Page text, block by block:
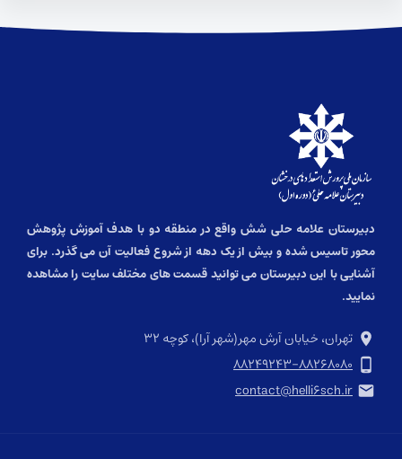
دبیرستان علامه حلی شش واقع در منطقه دو با هدف آموزش پژوهش
محور تاسیس شده و بیش از یک دهه از شروع فعالیت آن می گذرد. برای
آشنایی با این دبیرستان می توانید قسمت های مختلف سایت را مشاهده
نمایید.
تهران، خیابان آرش مهر(شهر آرا)، کوچه ۳۲
۸۸۲۴۹۲۴۳-۸۸۲۶۸۰۸۰
contact@helli۶sch.ir